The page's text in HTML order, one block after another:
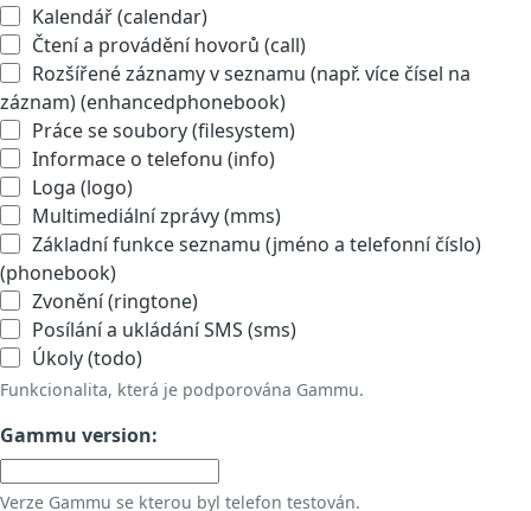
Kalendář (calendar)
Čtení a provádění hovorů (call)
Rozšířené záznamy v seznamu (např. více čísel na
záznam) (enhancedphonebook)
Práce se soubory (filesystem)
Informace o telefonu (info)
Loga (logo)
Multimediální zprávy (mms)
Základní funkce seznamu (jméno a telefonní číslo)
(phonebook)
Zvonění (ringtone)
Posílání a ukládání SMS (sms)
Úkoly (todo)
Funkcionalita, která je podporována Gammu.
Gammu version:
Verze Gammu se kterou byl telefon testován.